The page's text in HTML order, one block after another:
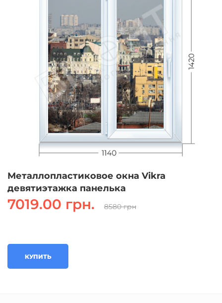
Металлопластиковое окна Vikra
девятиэтажка панелька
7019.00 грн. 8580 грн
КУПИТЬ